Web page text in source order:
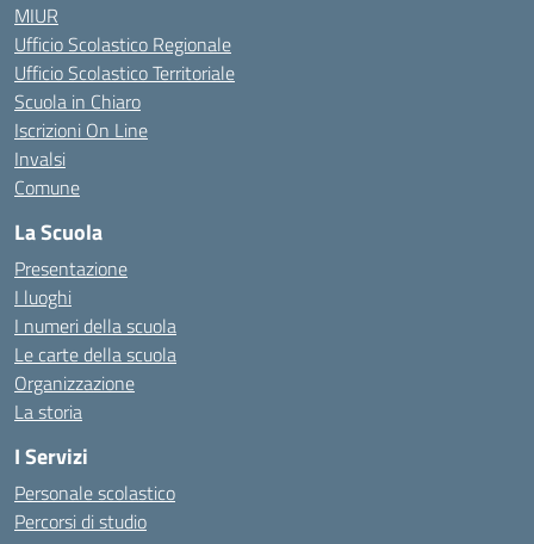
MIUR
Ufficio Scolastico Regionale
Ufficio Scolastico Territoriale
Scuola in Chiaro
Iscrizioni On Line
Invalsi
Comune
La Scuola
Presentazione
I luoghi
I numeri della scuola
Le carte della scuola
Organizzazione
La storia
I Servizi
Personale scolastico
Percorsi di studio